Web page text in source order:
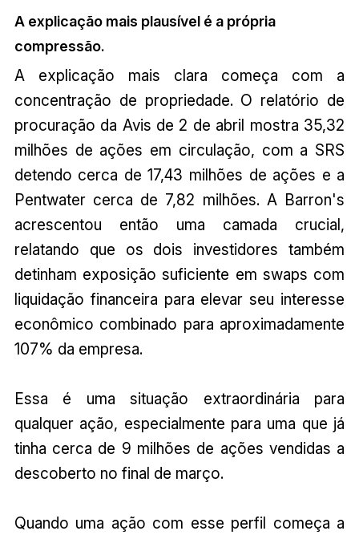
A explicação mais plausível é a própria
compressão.
A explicação mais clara começa com a
concentração de propriedade. O relatório de
procuração da Avis de 2 de abril mostra 35,32
milhões de ações em circulação, com a SRS
detendo cerca de 17,43 milhões de ações e a
Pentwater cerca de 7,82 milhões. A Barron's
acrescentou então uma camada crucial,
relatando que os dois investidores também
detinham exposição suficiente em swaps com
liquidação financeira para elevar seu interesse
econômico combinado para aproximadamente
107% da empresa.
Essa é uma situação extraordinária para
qualquer ação, especialmente para uma que já
tinha cerca de 9 milhões de ações vendidas a
descoberto no final de março.
Quando uma ação com esse perfil começa a